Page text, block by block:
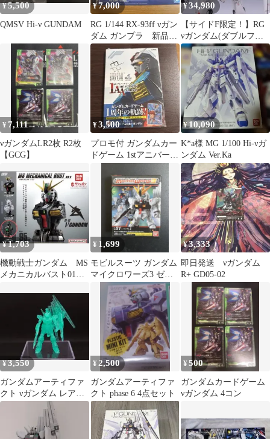
¥5,500
QMSV Hi-ν GUNDAM
¥7,000
RG 1/144 RX-93ff νガン
ダム ガンプラ 新品未
開封
¥34,980
【サイドF限定！】RG
νガンダム(ダブルフィ
ンファンネル装備型)塗
装済 完成品
¥ 7,111
νガンダムLR2枚 R2枚
【GCG】
¥3,500
プロモ付 ガンダムカー
ドゲーム 1stアニバーサ
リンクあり
¥10,090
K*a様 MG 1/100 Hi-νガ
ンダム Ver.Ka
¥1,703
機動戦士ガンダム MS
メカニカルバスト01 ν
¥ 1,699
モビルスーツ ガンダム
マイクロワーズ3 ゼー
タガンダム 01
¥3,333
即日発送 νガンダム
R+ GD05-02
¥3,550
ガンダムアーティファ
クト νガンダム レアカ
ラー 完成品 無塗装
¥ 2,500
ガンダムアーティファ
クト phase 6 4点セット
¥500
ガンダムカードゲーム
νガンダム 4コン